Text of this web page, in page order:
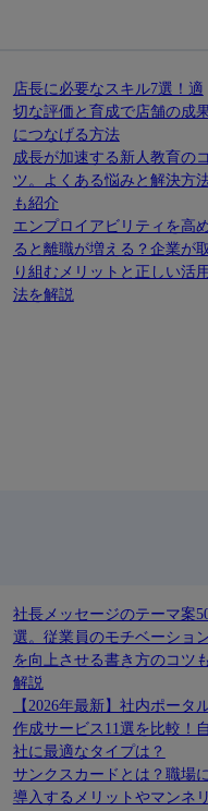
店長に必要なスキル7選！適
切な評価と育成で店舗の成
につなげる方法
成長が加速する新人教育の
ツ。よくある悩みと解決方
も紹介
エンプロイアビリティを高
ると離職が増える？企業が
り組むメリットと正しい活
法を解説
社長メッセージのテーマ案
選。従業員のモチベーショ
を向上させる書き方のコツ
解説
【2026年最新】社内ポータ
作成サービス11選を比較！
社に最適なタイプは？
サンクスカードとは？職場
導入するメリットやマンネ